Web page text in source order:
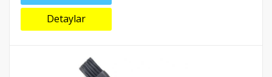
Detaylar